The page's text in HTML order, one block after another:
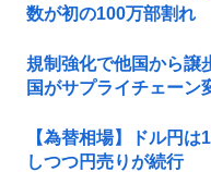
数が初の100万部割れ
規制強化で他国から譲
国がサプライチェー
【為替相場】ドル円
しつつ円売りが続行